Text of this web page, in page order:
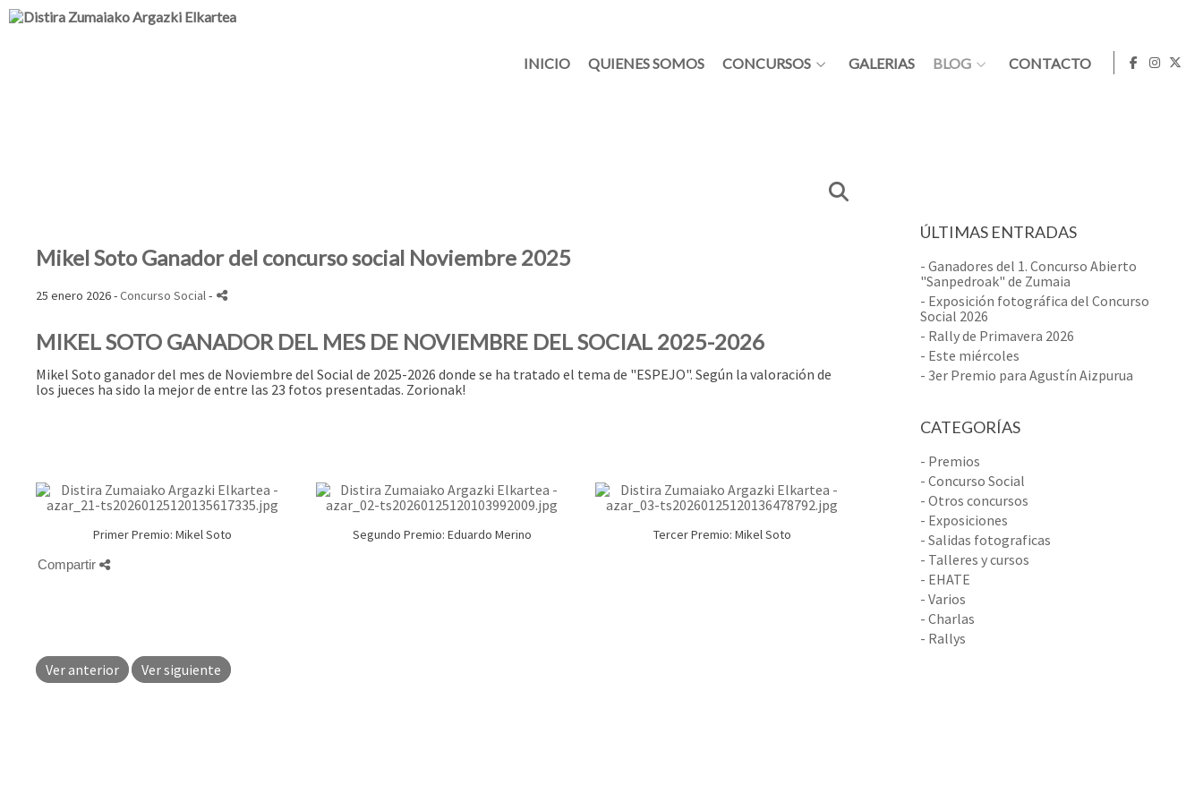
INICIO QUIENES SOMOS CONCURSOS GALERIAS BLOG CONTACTO
Mikel Soto Ganador del concurso social Noviembre 2025
25 enero 2026 -Concurso Social-
MIKEL SOTO GANADOR DEL MES DE NOVIEMBRE DEL SOCIAL 2025-2026
Mikel Soto ganador del mes de Noviembre del Social de 2025-2026 donde se ha tratado el tema de "ESPEJO". Según la valoración de
los jueces ha sido la mejor de entre las 23 fotos presentadas. Zorionak!
Primer Premio: Mikel Soto Segundo Premio: Eduardo Merino Tercer Premio: Mikel Soto
Compartir
Ver anterior Ver siguiente
ÚLTIMAS ENTRADAS
- Ganadores del 1. Concurso Abierto
"Sanpedroak" de Zumaia
- Exposición fotográfica del Concurso
Social 2026
- Rally de Primavera 2026
- Este miércoles
- 3er Premio para Agustín Aizpurua
CATEGORÍAS
- Premios
- Concurso Social
- Otros concursos
- Exposiciones
- Salidas fotograficas
- Talleres y cursos
- EHATE
- Varios
- Charlas
- Rallys